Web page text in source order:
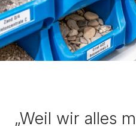
„Weil wir alles m